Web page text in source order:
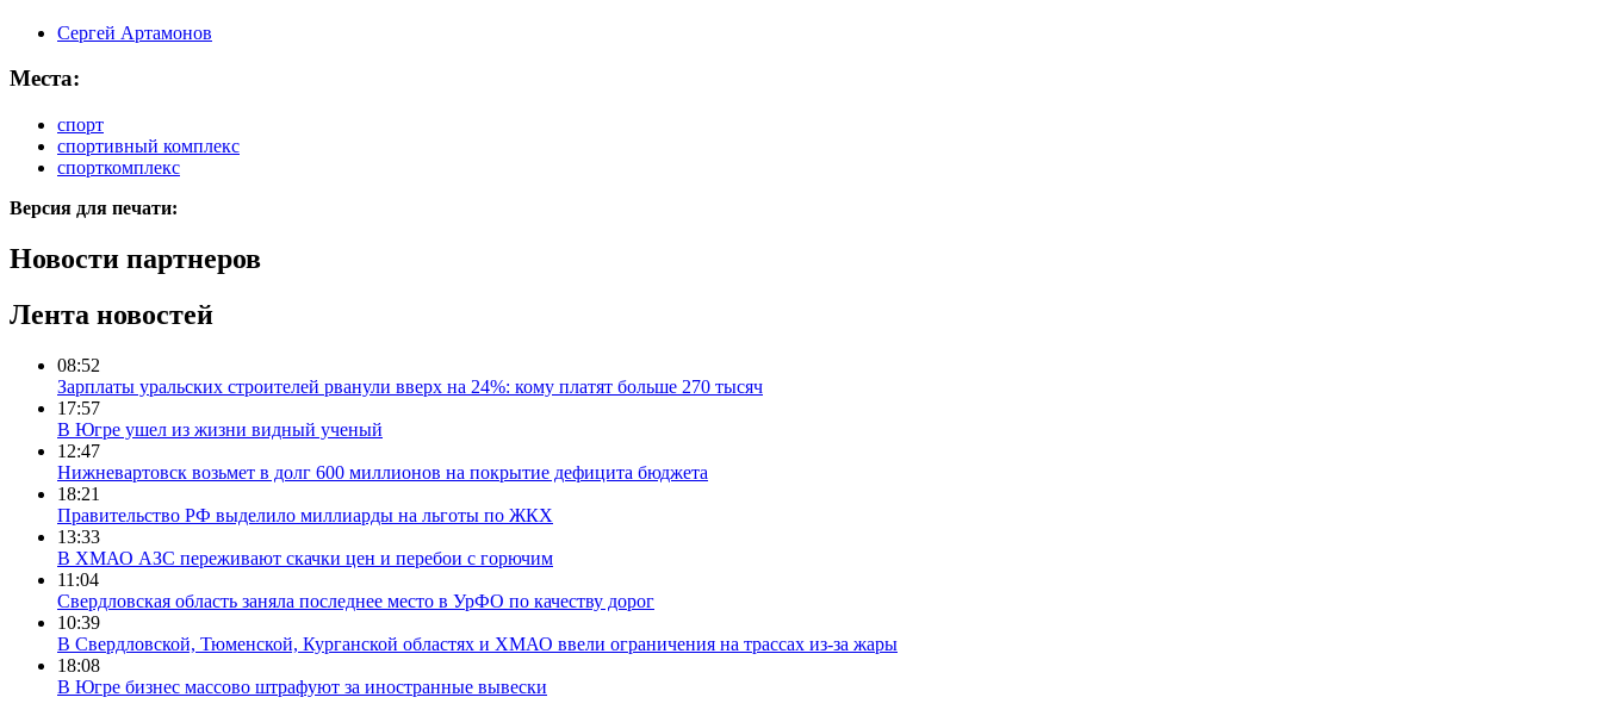
Сергей Артамонов
Места:
спорт
спортивный комплекс
спорткомплекс
Версия для печати:
Новости партнеров
Лента новостей
08:52
Зарплаты уральских строителей рванули вверх на 24%: кому платят больше 270 тысяч
17:57
В Югре ушел из жизни видный ученый
12:47
Нижневартовск возьмет в долг 600 миллионов на покрытие дефицита бюджета
18:21
Правительство РФ выделило миллиарды на льготы по ЖКХ
13:33
В ХМАО АЗС переживают скачки цен и перебои с горючим
11:04
Свердловская область заняла последнее место в УрФО по качеству дорог
10:39
В Свердловской, Тюменской, Курганской областях и ХМАО ввели ограничения на трассах из-за жары
18:08
В Югре бизнес массово штрафуют за иностранные вывески